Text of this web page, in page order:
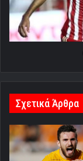
Σχετικά Άρθρα